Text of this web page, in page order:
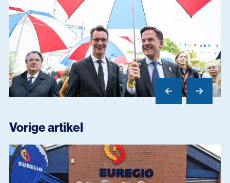
Vorige artikel